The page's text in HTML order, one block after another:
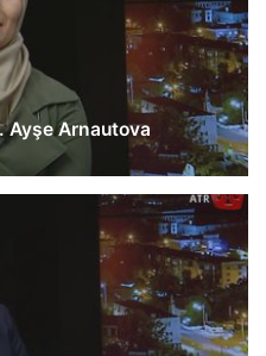
Ayşe Arnautova